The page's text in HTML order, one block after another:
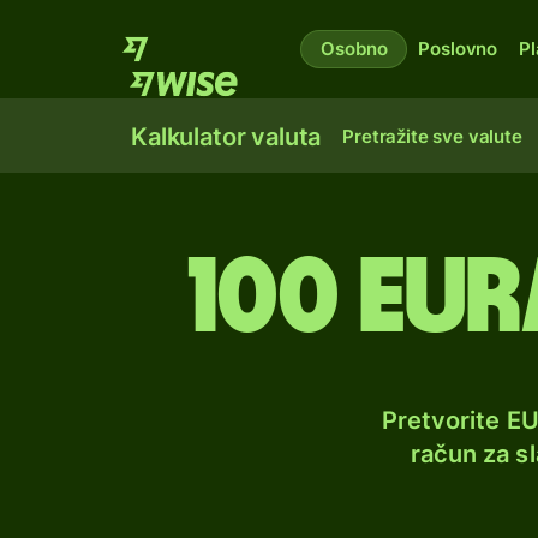
Osobno Poslovno
Kalkulator valuta Pretražite sve valute
100
Pretvorite
račun za